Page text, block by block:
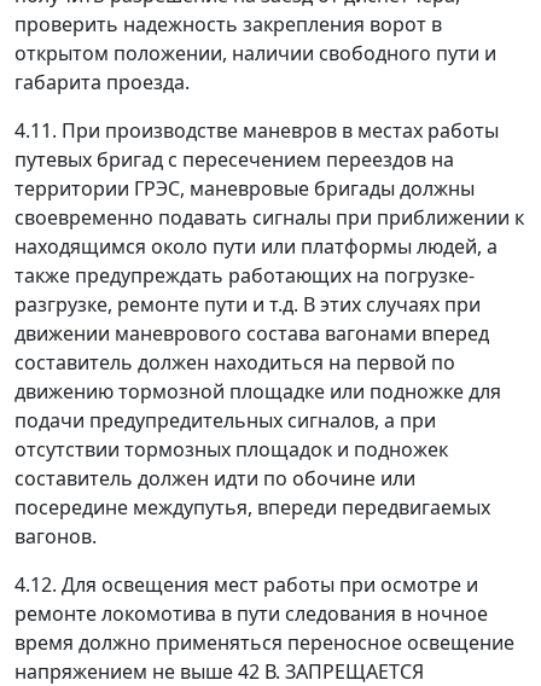
проверить надежность закрепления ворот в
открытом положении, наличии свободного пути и
габарита проезда.
4.11. При производстве маневров в местах работы
путевых бригад с пересечением переездов на
территории ГРЭС, маневровые бригады должны
своевременно подавать сигналы при приближении к
находящимся около пути или платформы людей, а
также предупреждать работающих на погрузке-
разгрузке, ремонте пути и т.д. В этих случаях при
движении маневрового состава вагонами вперед
составитель должен находиться на первой по
движению тормозной площадке или подножке для
подачи предупредительных сигналов, а при
отсутствии тормозных площадок и подножек
составитель должен идти по обочине или
посередине междупутья, впереди передвигаемых
вагонов.
4.12. Для освещения мест работы при осмотре и
ремонте локомотива в пути следования в ночное
время должно применяться переносное освещение
напряжением не выше 42 В. ЗАПРЕЩАЕТСЯ